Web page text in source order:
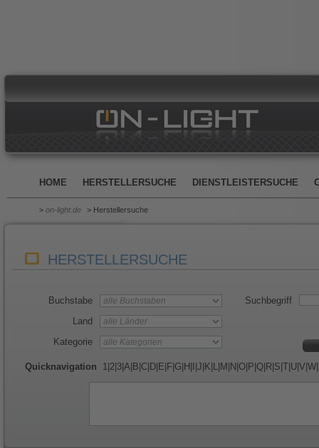
HOME HERSTELLERSUCHE DIENSTLEISTERSUCHE
> on-light.de > Herstellersuche
HERSTELLERSUCHE
Buchstabe
Land
Kategorie
Suchbegriff
Quicknavigation 1 2 3 A B C D E F G H J K L M N O P Q R S T U V W